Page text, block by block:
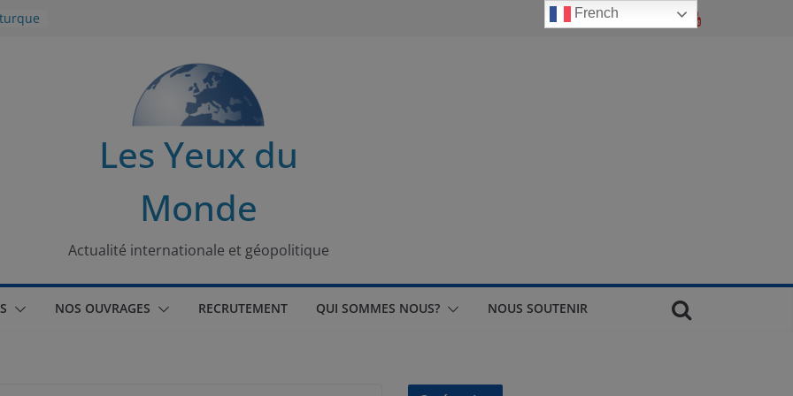
Les Yeux du
Monde
Actualité internationale et géopolitique
NOS OUVRAGES RECRUTEMENT QUI SOMMES NOUS? NOUS SOUTENIR
French